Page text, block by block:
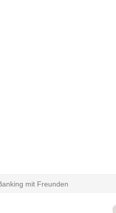
mit Freunden